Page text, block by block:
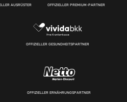
AUSRÜSTER OFFIZIELLER PREMIUM-PARTNER
OFFIZIELLER GESUNDHEITSPARTNER
OFFIZIELLER ERNÄHRUNGSPARTNER